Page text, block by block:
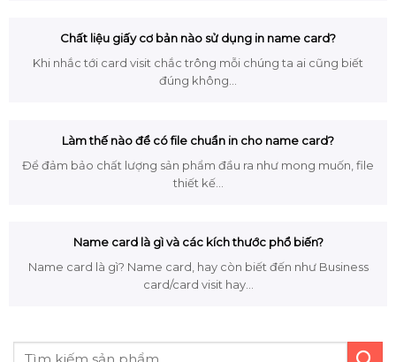
Chất liệu giấy cơ bản nào sử dụng in name card?
Khi nhắc tới card visit chắc trông mỗi chúng ta ai cũng biết
đúng không...
Làm thế nào để có file chuẩn in cho name card?
Để đảm bảo chất lượng sản phẩm đầu ra như mong muốn, file
thiết kế...
Name card là gì và các kích thước phổ biến?
Name card là gì? Name card, hay còn biết đến như Business
card/card visit hay...